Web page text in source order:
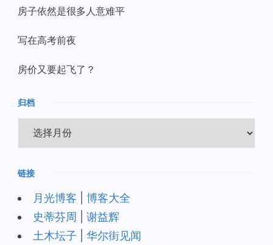
房子依然是很多人意难平
写在高考前夜
房价又要起飞了？
归档
档
链接
月光博客
博客大全
史蒂芬周
谢益辉
土木坛子
华尔街见闻